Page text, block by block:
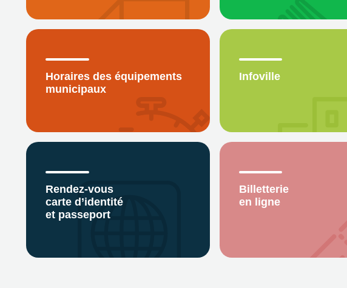
Horaires des équipements
municipaux
Infoville
Rendez-vous
carte d’identité
et passeport
Billetterie
en ligne